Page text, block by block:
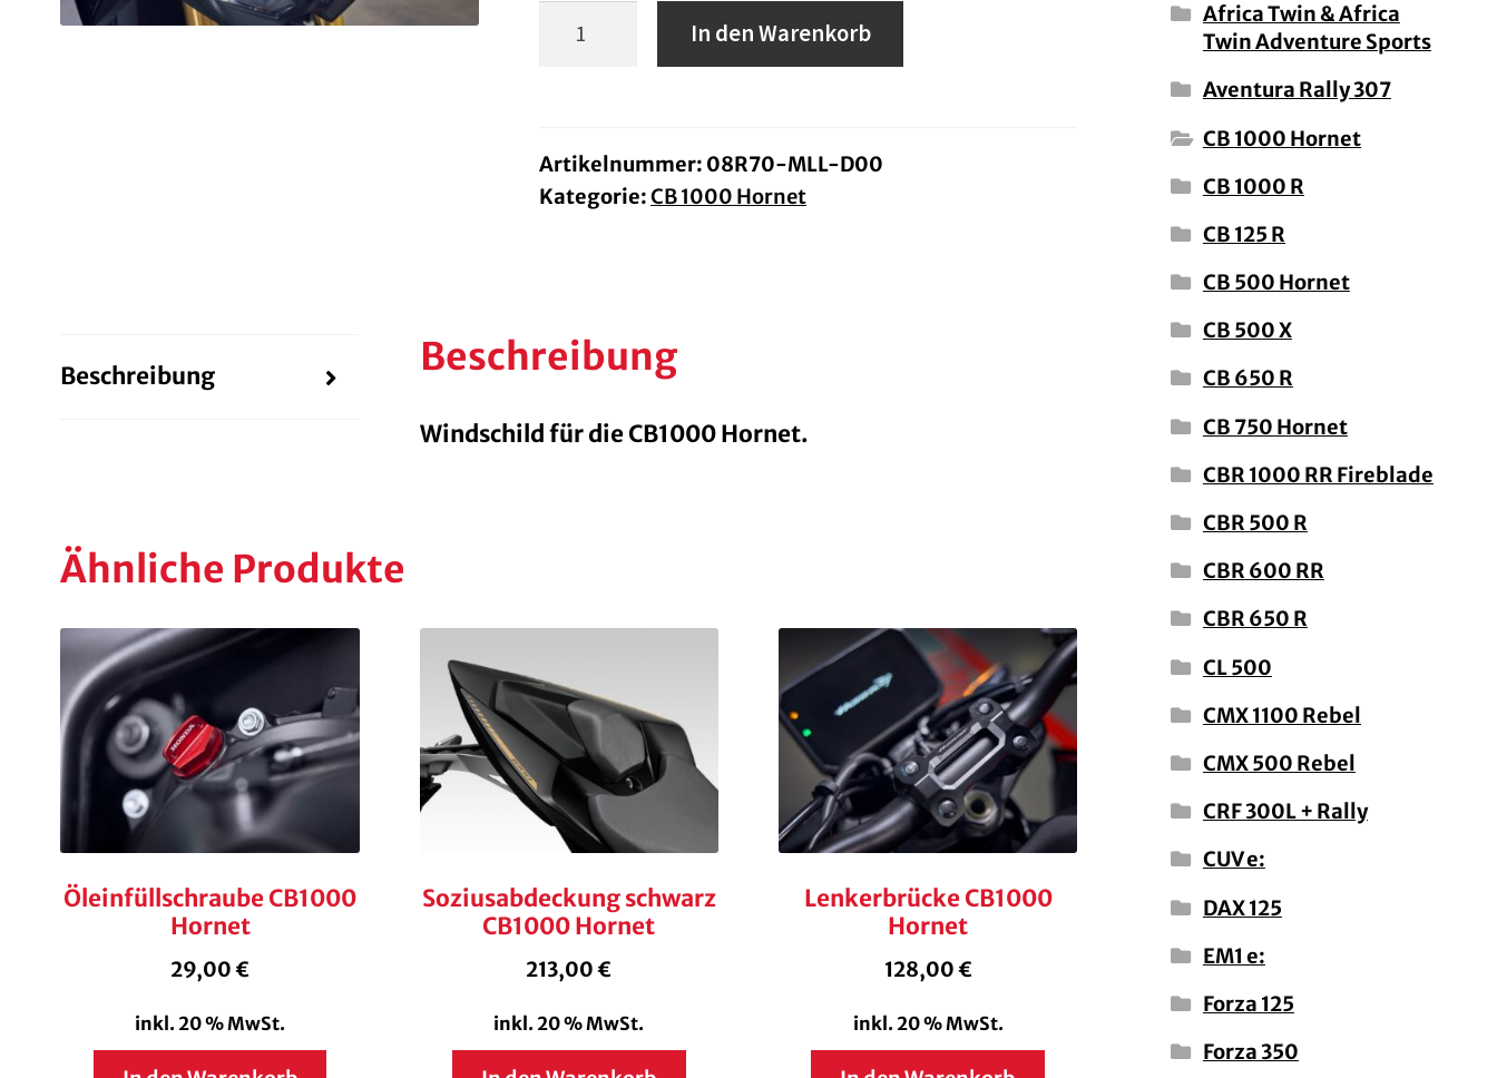
In den Warenkorb
Artikelnummer: 08R70-MLL-D00
Kategorie:CB 1000 Hornet
Beschreibung Beschreibung
Windschild für die CB1000 Hornet.
Ähnliche Produkte
Öleinfüllschraube CB1000
Hornet
29,00€
inkl. 20 % MwSt.
Soziusabdeckung schwarz
CB1000 Hornet
213,00€
inkl. 20 % MwSt.
Lenkerbrücke CB1000
Hornet
128,00€
inkl. 20 % MwSt.
Africa Twin & Africa
Twin Adventure Sports
Aventura Rally 307
CB 1000 Hornet
CB 1000 R
CB 125 R
CB 500 Hornet
CB 500 X
CB 650 R
CB 750 Hornet
CBR 1000 RR Fireblade
CBR 500 R
CBR 600 RR
CBR 650 R
CL 500
CMX 1100 Rebel
CMX 500 Rebel
CRF 300L + Rally
CUV e:
DAX 125
EM1 e:
Forza 125
Forza 350